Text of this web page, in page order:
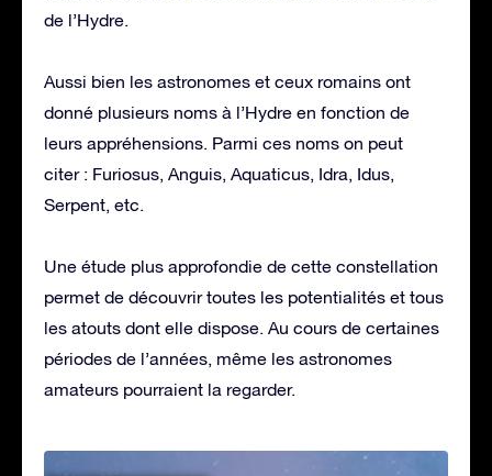
de l’Hydre.
Aussi bien les astronomes et ceux romains ont
donné plusieurs noms à l’Hydre en fonction de
leurs appréhensions. Parmi ces noms on peut
citer : Furiosus, Anguis, Aquaticus, Idra, Idus,
Serpent, etc.
Une étude plus approfondie de cette constellation
permet de découvrir toutes les potentialités et tous
les atouts dont elle dispose. Au cours de certaines
périodes de l’années, même les astronomes
amateurs pourraient la regarder.